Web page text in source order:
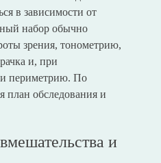
в зависимости от
набор обычно
зрения, тонометрию,
и, при
периметрию. По
план обследования и
и